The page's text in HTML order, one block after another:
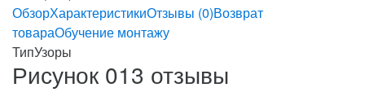
ОбзорХарактеристикиОтзывы (0)Возврат
товараОбучение монтажу
ТипУзоры
Рисунок 013 отзывы